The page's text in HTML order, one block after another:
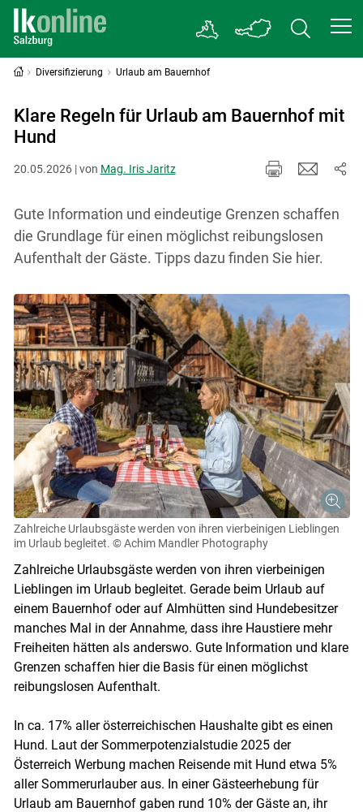
Diversifizierung Urlaub am Bauernhof
Klare Regeln für Urlaub am Bauernhof mit
Hund
20.05.2026 | von Mag. Iris Jaritz
Gute Information und eindeutige Grenzen schaffen
die Grundlage für einen möglichst reibungslosen
Aufenthalt der Gäste. Tipps dazu finden Sie hier.
Zahlreiche Urlaubsgäste werden von ihren vierbeinigen Lieblingen
im Urlaub begleitet. © Achim Mandler Photography
Zahlreiche Urlaubsgäste werden von ihren vierbeinigen
Lieblingen im Urlaub begleitet. Gerade beim Urlaub auf
einem Bauernhof oder auf Almhütten sind Hundebesitzer
manches Mal in der Annahme, dass ihre Haustiere mehr
Freiheiten hätten als anderswo. Gute Information und klare
Grenzen schaffen hier die Basis für einen möglichst
reibungslosen Aufenthalt.
In ca. 17% aller österreichischen Haushalte gibt es einen
Hund. Laut der Sommerpotenzialstudie 2025 der
Österreich Werbung machen Reisende mit Hund etwa 5%
aller Sommerurlauber aus. In einer Gästeerhebung für
Urlaub am Bauernhof gaben rund 10% der Gäste an, ihr